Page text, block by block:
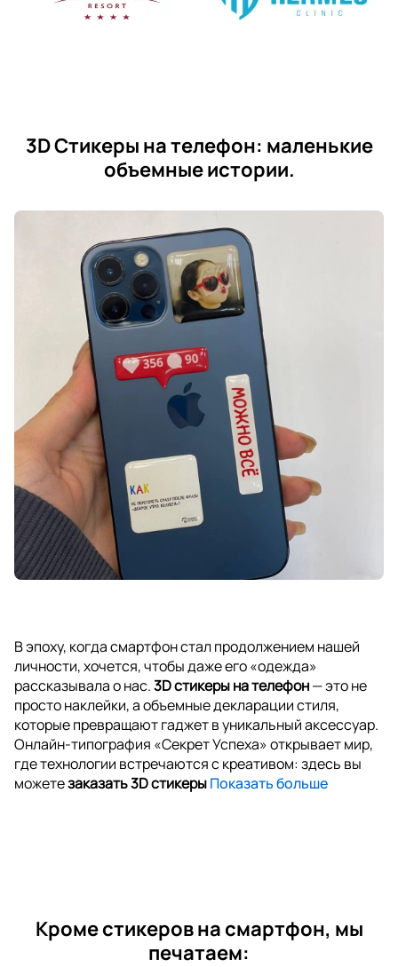
3D Стикеры на телефон: маленькие
объемные истории.
В эпоху, когда смартфон стал продолжением нашей
личности, хочется, чтобы даже его «одежда»
рассказывала о нас.3D стикеры на телефон— это не
просто наклейки, а объемные декларации стиля,
которые превращают гаджет в уникальный аксессуар.
Онлайн-типография «Секрет Успеха» открывает мир,
где технологии встречаются с креативом: здесь вы
можетезаказать 3D стикерыПоказать больше
Кроме стикеров на смартфон, мы
печатаем: